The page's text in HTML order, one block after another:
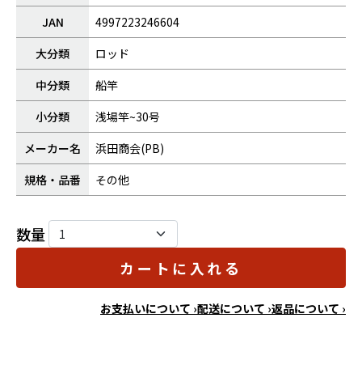
JAN
4997223246604
大分類
ロッド
中分類
船竿
小分類
浅場竿~30号
メーカー名
浜田商会(PB)
規格・品番
その他
数量
カートに入れる
お支払いについて ›配送について ›返品について ›